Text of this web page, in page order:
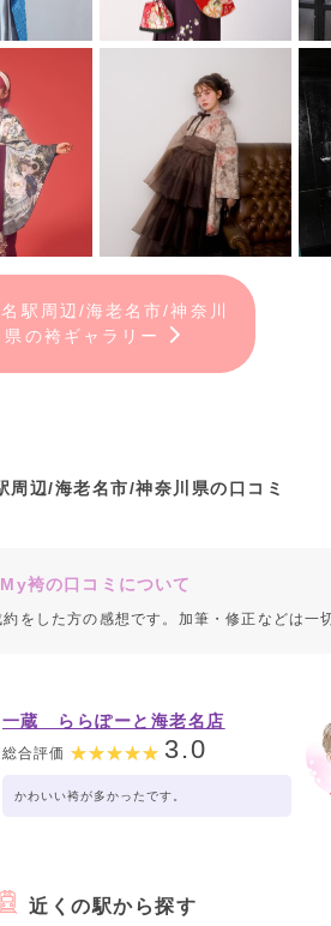
駅周辺/海老名市/神奈川
県の袴ギャラリー
周辺/海老名市/神奈川県の口コミ
My袴の口コミについて
をした方の感想です。加筆・修正などは一
一蔵 ららぽーと海老名店
総合評価 3.0
かわいい袴が多かったです。
近くの駅から探す